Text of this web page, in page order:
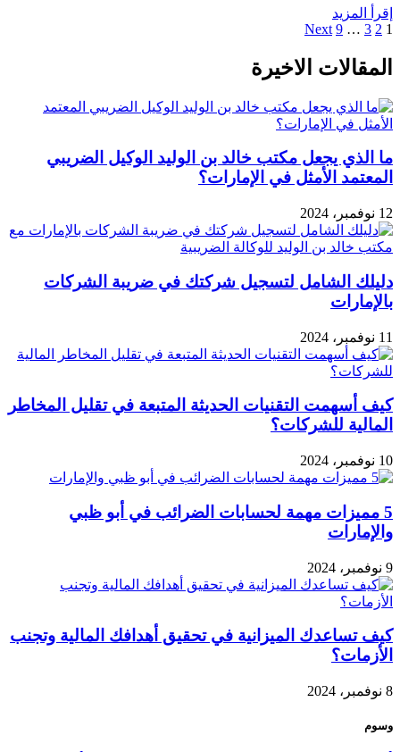
إقرأ المزيد
1
2
3
…
9
Next
المقالات الاخيرة
ما الذي يجعل مكتب خالد بن الوليد الوكيل الضريبي
المعتمد الأمثل في الإمارات؟
12 نوفمبر، 2024
دليلك الشامل لتسجيل شركتك في ضريبة الشركات
بالإمارات
11 نوفمبر، 2024
كيف أسهمت التقنيات الحديثة المتبعة في تقليل المخاطر
المالية للشركات؟
10 نوفمبر، 2024
5 مميزات مهمة لحسابات الضرائب في أبو ظبي
والإمارات
9 نوفمبر، 2024
كيف تساعدك الميزانية في تحقيق أهدافك المالية وتجنب
الأزمات؟
8 نوفمبر، 2024
وسوم